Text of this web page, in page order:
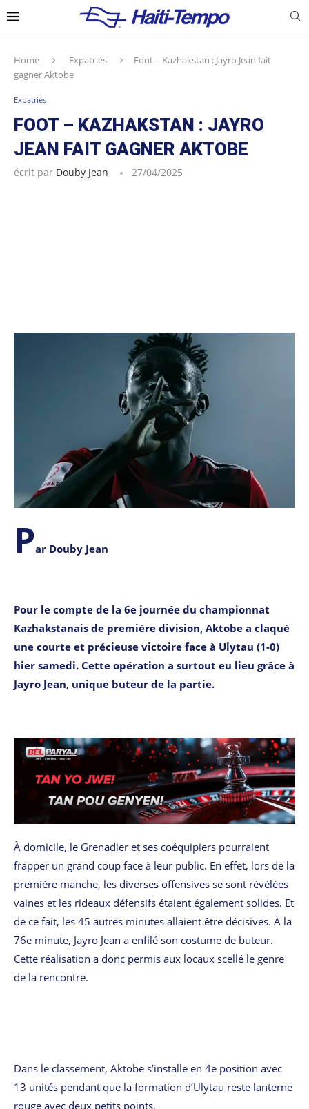
Home Expatriés
Foot – Kazhakstan : Jayro Jean fait
gagner Aktobe
Expatriés
FOOT – KAZHAKSTAN : JAYRO
JEAN FAIT GAGNER AKTOBE
écrit par Douby Jean 27/04/2025
Par Douby Jean
Pour le compte de la 6e journée du championnat
Kazhakstanais de première division, Aktobe a claqué
une courte et précieuse victoire face à Ulytau (1-0)
hier samedi. Cette opération a surtout eu lieu grâce à
Jayro Jean, unique buteur de la partie.
À domicile, le Grenadier et ses coéquipiers pourraient
frapper un grand coup face à leur public. En effet, lors de la
première manche, les diverses offensives se sont révélées
vaines et les rideaux défensifs étaient également solides. Et
de ce fait, les 45 autres minutes allaient être décisives. À la
76e minute, Jayro Jean a enfilé son costume de buteur.
Cette réalisation a donc permis aux locaux scellé le genre
de la rencontre.
Dans le classement, Aktobe s’installe en 4e position avec
13 unités pendant que la formation d’Ulytau reste lanterne
rouge avec deux petits points.